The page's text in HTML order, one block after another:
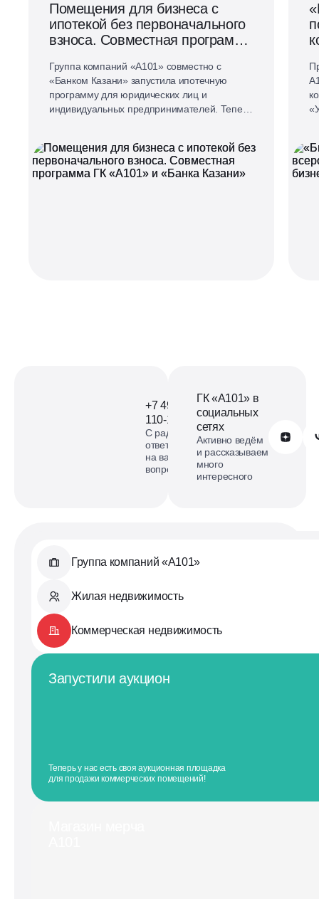
Помещения для бизнеса с
ипотекой без первоначального
взноса. Совместная программа
Группа компаний «А101» совместно с
«Банком Казани» запустила ипотечную
программу для юридических лиц и
индивидуальных предпринимателей. Теперь
первоначального взноса.
+7 499
110-18-73
С радостью
ответим
на ваши
вопросы
Обратиться в А101
ГК «А101» в
социальных
сетях
Активно ведём
и рассказываем
много
интересного
Группа компаний «А101»
Жилая недвижимость
Коммерческая недвижимость
Запустили аукцион
Теперь у нас есть своя аукционная площадка
для продажи коммерческих помещений!